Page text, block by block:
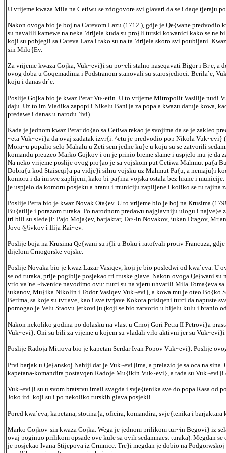
U vrijeme kwaza Mila na Cetiwu se zdogovore svi glavari da se i daqe tjeraju
Nakon ovoga bio je boj na Carevom Lazu (1712.), gdje je Qe{wane
su navalili kamewe na neka `drijela kuda su pro{li turski kowanici kako se
koji su pobjegli sa Careva Laza i tako su na ta `drijela skoro svi poubijani.
sin Milo{Ev.
Za vrijeme kwaza Gojka, Vuk~evi}i su po~eli stalno naseqavati Bigor i Br|e, a
ovog doba u Goqemadima i Podstranom stanovali su starosjedioci: Berila`e,
koju i danas dr`e.
Poslije Gojka bio je kwaz Petar Vu~etin. U to vrijeme Mitropolit Vasilije nudi
daju. Uz to im Vladika zapopi i Nikelu Bani}a za popa a kwazu daruje kowa,
predawe i danas u narodu `ivi).
Kada je jednom kwaz Petar do{ao sa Cetiwa rekao je svojima da se je zakleo
~eta Vuk~evi}a da ovaj zadatak izvr{i. ^etu je predvodio pop Nikola
Mora~u popalio selo Mahalu u Zeti sem jedne ku}e u koju su se zatvorili
komandu preuzeo Marko Gojkov i on je prinio breme slame i uspjelo mu je
Na neko vrijeme poslije ovog pro{ao je sa vojskom put Cetiwa Mahmut pa{a
Dobra{u kod Staiseqi}a pa vidje}i silnu vojsku uz Mahmut Pa{u, a nemaju}i
komoru i da im sve zaplijeni, kako bi pa{ina vojska ostala bez hrane i
je uspjelo da komoru posjeku a hranu i municiju zaplijene i koliko se tu tajina
Poslije Petra bio je kwaz Novak Ota{ev. U to vrijeme bio je boj na Krusima
Bu{atlije i porazom turaka. Po narodnom predawu najglavniju ulogu i
tri bili su slede}i: Pajo Moja{ev, barjaktar, Tar~in Novakov, \ukan Dragov,
Jovo @ivkov i Ilija Rai~ev.
Poslije boja na Krusima Qe{wani su i{li u Boku i ratofvali protiv Francuza,
dijelom Crnogorske vojske.
Poslije Novaka bio je kwaz Lazar Vasiqev, koji je bio posledwi od kwa`eva.
se od turaka, prije pogibije posjekao tri truske glave. Nakon ovoga Qe{wani
vrlo va`ne ~iwenice navodimo ovu: turci su na vjeru uhvatili Mila Toma{eva
\ukanov, Mu{ika Nikolin i Todor Vasiqev Vuk~evi}, a kowa mu je oteo Bo{ko
Berima, sa koje su tvr|ave, kao i sve tvr|ave Kokota prisiqeni turci da napuste
pomogao je Velu Staovu ]etkovi}u (koji se bio zatvorio u bijelu kulu i branio
Nakon nekoliko godina po dolasku na vlast u Crnoj Gori Petra II Petrovi}a
Vuk~evi}. Oni su bili za vijeme u kojem su vladali vrlo aktivni jer su
Poslije Radoja Mitrova bio je kapetan Serdar Ivan Popov Vuk~evi}. Poslije
Prvi barjak u Qe{anskoj Nahiji dat je Vuk~evi}ima, a prelazio je sa oca na
kapetana-komandira postavqen Radoje Mu{ikin Vuk~evi}, a tada su
Vuk~evi}i su u svom bratstvu imali svagda i svje{tenika sve do popa Rasa od
Joko itd. koji su i po nekoliko turskih glava posjekli.
Pored kwa`eva, kapetana, stotina{a, oficira, komandira, svje{tenika i
Marko Gojkov-sin kwaza Gojka. Wega je jednom prilikom tur~in Begovi} iz
ovaj poginuo prilikom opsade ove kule sa ovih sedamnaest turaka). Megdan
je posjekao Ivana Stijepova iz Crmnice. Tre}i megdan je dobio na